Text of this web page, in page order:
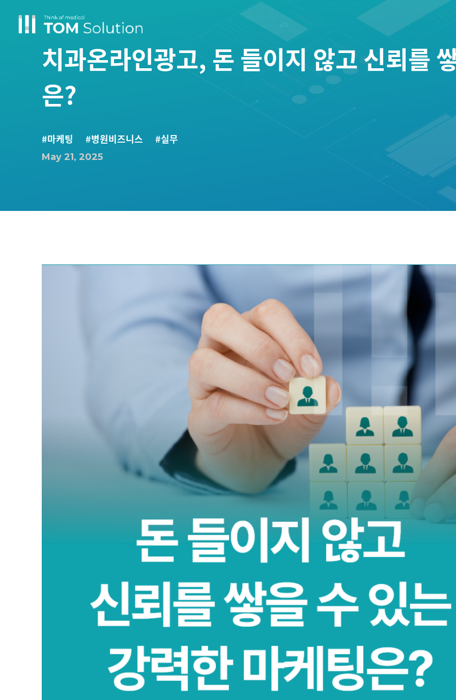
치과온라인광고, 돈 들이지 않고 신뢰를
은?
#마케팅 #병원비즈니스 #실무
May 21, 2025